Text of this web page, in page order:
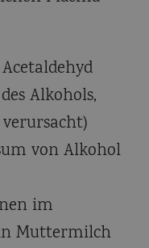
Alkohols,
von Alkohol
im
Muttermilch